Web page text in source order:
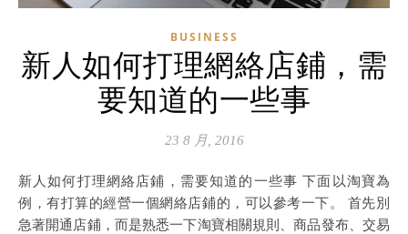
BUSINESS
新人如何打理網絡店鋪，需
要知道的一些事
23 8 月, 2016
新人如何打理網絡店鋪，需要知道的一些事 下面以淘寶為
例，有打算的經營一個網絡店鋪的，可以參考一下。 首先別
急著開通店鋪，而是熟悉一下淘寶相關規則、商品發布、交易